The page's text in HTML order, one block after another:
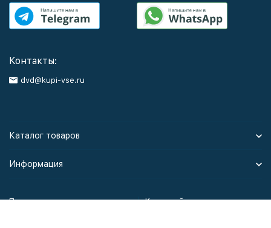
Контакты:
dvd@kupi-vse.ru
Каталог товаров
Информация
Политика персональных данных Карта сайта